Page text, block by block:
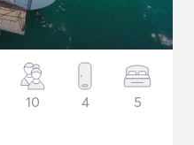
10 4 5